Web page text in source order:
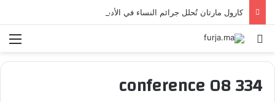
كارول مارتان تُحلل جرائم النساء في الأدب والمسرح والتاريخ
بحث عن
conference 08 334